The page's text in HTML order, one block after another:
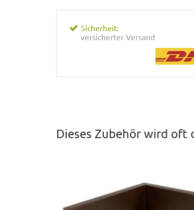
Sicherheit:
versicherter Versand
Dieses Zubehör wird oft